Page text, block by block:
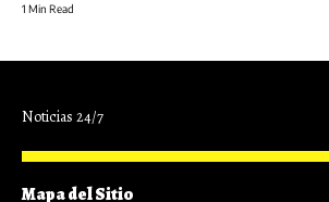
1 Min Read
Noticias 24/7
Mapa del Sitio